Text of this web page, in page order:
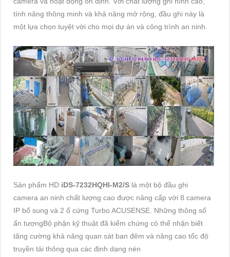
tính năng thông minh và khả năng mở rộng, đầu ghi này là
một lựa chọn tuyệt vời cho mọi dự án và công trình an ninh.
Sản phẩm HD iDS-7232HQHI-M2/S là một bộ đầu ghi
camera an ninh chất lượng cao được nâng cấp với 8 camera
IP bổ sung và 2 ổ cứng Turbo ACUSENSE. Những thông số
ấn tượngBộ phận kỹ thuật đã kiểm chứng có thể nhận biết
tăng cường khả năng quan sát ban đêm và nâng cao tốc độ
truyền tải thông qua các định dạng nén